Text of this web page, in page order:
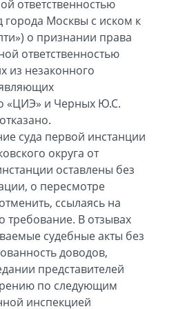
ответственностью
города Москвы с иском к
о признании права
ответственностью
из незаконного
«ЦИЭ» и Черных Ю.С.
суда первой инстанции
округа от
оставлены без
о пересмотре
ссылаясь на
требование. В отзывах
судебные акты без
доводов,
представителей
по следующим
инспекцией